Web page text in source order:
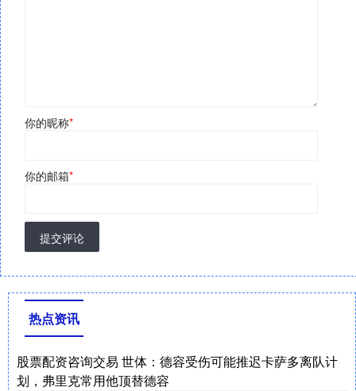
你的昵称*
你的邮箱*
提交评论
热点资讯
股票配资咨询交易 世体：德容受伤可能推迟卡萨多离队计
划，弗里克常用他顶替德容